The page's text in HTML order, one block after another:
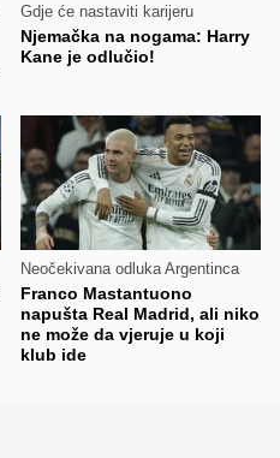
Gdje će nastaviti karijeru
Njemačka na nogama: Harry
Kane je odlučio!
Neočekivana odluka Argentinca
Franco Mastantuono
napušta Real Madrid, ali niko
ne može da vjeruje u koji
klub ide